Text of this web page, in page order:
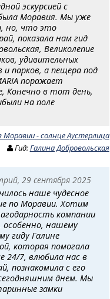
эскурсией с
Моравия. Мы уже
но, что это
показала нам гид
Великолепие
удивительных
парков, а пещера под
поражает
Конечно в тот день,
на поле
Моравии - солнце Аустерлица
Гид:Галина Добровольская
29 сентября 2025
наше чудесное
по Моравии. Хотим
компании
особенно, нашему
гиду Галине
которая помогала
24/7, влюбила нас в
познакомила с его
днем. Мы
замки